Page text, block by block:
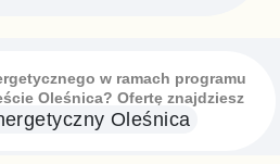
w ramach programu
Oleśnica? Ofertę znajdziesz
Oleśnica